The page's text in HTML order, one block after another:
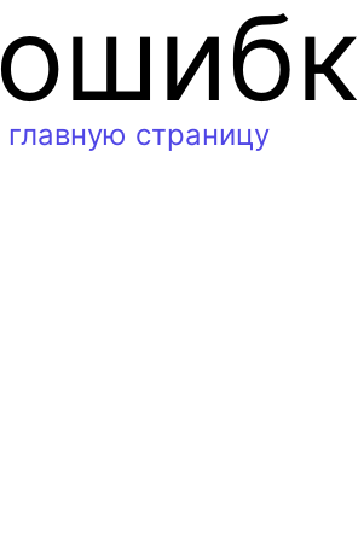
страницу